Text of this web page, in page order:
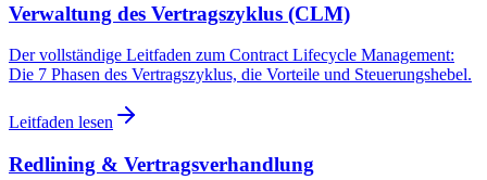
Verwaltung des Vertragszyklus (CLM)
Der vollständige Leitfaden zum Contract Lifecycle Management:
Die 7 Phasen des Vertragszyklus, die Vorteile und Steuerungshebel.
Leitfaden lesen
Redlining & Vertragsverhandlung